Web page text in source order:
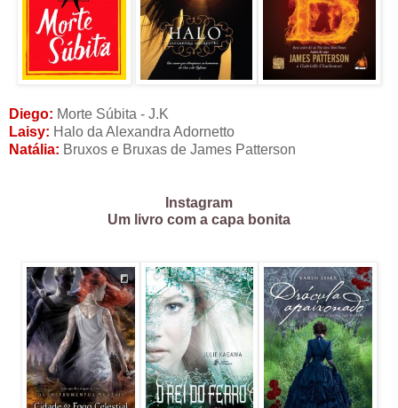
Diego: Morte Súbita - J.K
Laisy: Halo da Alexandra Adornetto
Natália: Bruxos e Bruxas de James Patterson
Instagram
Um livro com a capa bonita